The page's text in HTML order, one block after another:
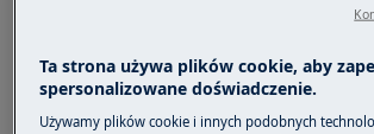
piekarnikach kompaktowych?
Ta strona używa plików cookie, aby
spersonalizowane doświadczenie.
Używamy plików cookie i innych podobnych